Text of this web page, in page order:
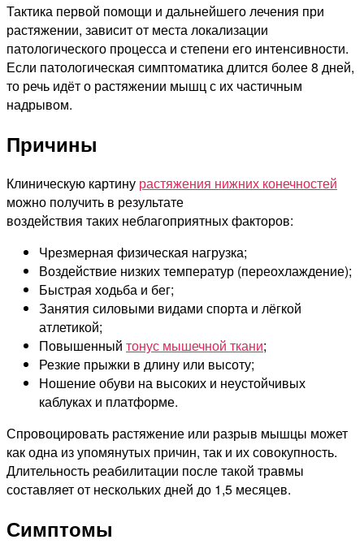
Тактика первой помощи и дальнейшего лечения при
растяжении, зависит от места локализации
патологического процесса и степени его интенсивности.
Если патологическая симптоматика длится более 8 дней,
то речь идёт о растяжении мышц с их частичным
надрывом.
Причины
Клиническую картину растяжения нижних конечностей
можно получить в результате
воздействия таких неблагоприятных факторов:
Чрезмерная физическая нагрузка;
Воздействие низких температур (переохлаждение);
Быстрая ходьба и бег;
Занятия силовыми видами спорта и лёгкой
атлетикой;
Повышенный тонус мышечной ткани;
Резкие прыжки в длину или высоту;
Ношение обуви на высоких и неустойчивых
каблуках и платформе.
Спровоцировать растяжение или разрыв мышцы может
как одна из упомянутых причин, так и их совокупность.
Длительность реабилитации после такой травмы
составляет от нескольких дней до 1,5 месяцев.
Симптомы